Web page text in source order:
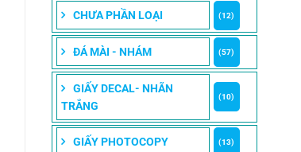
CHƯA PHẦN LOẠI (12)
ĐÁ MÀI - NHÁM (57)
GIẤY DECAL- NHÃN
TRẮNG
(10)
GIẤY PHOTOCOPY (13)